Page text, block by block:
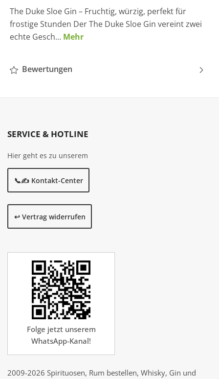
The Duke Sloe Gin – Fruchtig, würzig, perfekt für
frostige Stunden Der The Duke Sloe Gin vereint zwei
echte Gesch… Mehr
Bewertungen
SERVICE & HOTLINE
Hier geht es zu unserem
📞✍️ Kontakt-Center
↩️ Vertrag widerrufen
Folge jetzt unserem
WhatsApp-Kanal!
2009-2026 Spirituosen, Rum bestellen, Whisky, Gin und